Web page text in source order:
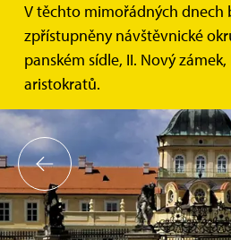
V těchto mimořádných dnech
zpřístupněny návštěvnické
panském sídle, II. Nový zámek,
aristokratů.